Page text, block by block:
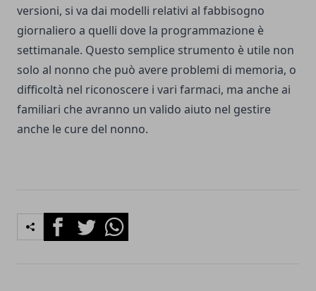
versioni, si va dai modelli relativi al fabbisogno
giornaliero a quelli dove la programmazione è
settimanale. Questo semplice strumento è utile non
solo al nonno che può avere problemi di memoria, o
difficoltà nel riconoscere i vari farmaci, ma anche ai
familiari che avranno un valido aiuto nel gestire
anche le cure del nonno.
FacebookTwitterWhatsapp